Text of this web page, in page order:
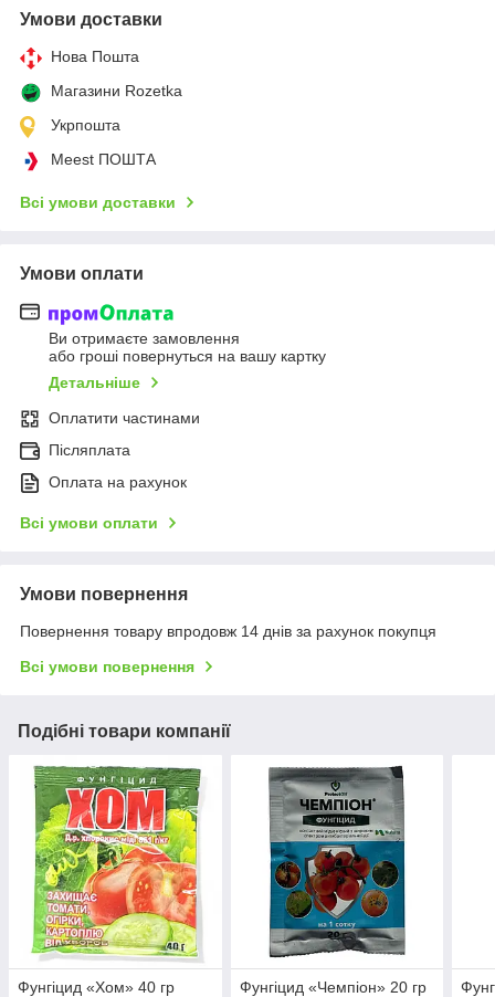
Умови доставки
Нова Пошта
Магазини Rozetka
Укрпошта
Meest ПОШТА
Всі умови доставки
Умови оплати
Ви отримаєте замовлення
або гроші повернуться на вашу картку
Детальніше
Оплатити частинами
Післяплата
Оплата на рахунок
Всі умови оплати
Умови повернення
Повернення товару впродовж 14 днів за рахунок покупця
Всі умови повернення
Подібні товари компанії
Фунгіцид «Хом» 40 гр Фунгіцид «Чемпіон» 20 гр